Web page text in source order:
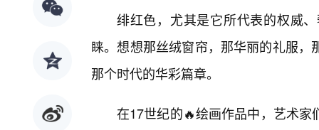
绯红色，尤其是它所代表的权威
睐。想想那丝绒窗帘，那华丽的礼服
那个时代的华彩篇章。
在17世纪的🔥绘画作品中，艺术